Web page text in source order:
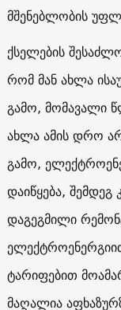
მშენებლობის
ქსელების
რომ მან ახლა
გამო, მომავალი
ახლა ამის დრო
გამო,
დაიწყება,
დაგეგმილი
ტარიფებით
მაღალია